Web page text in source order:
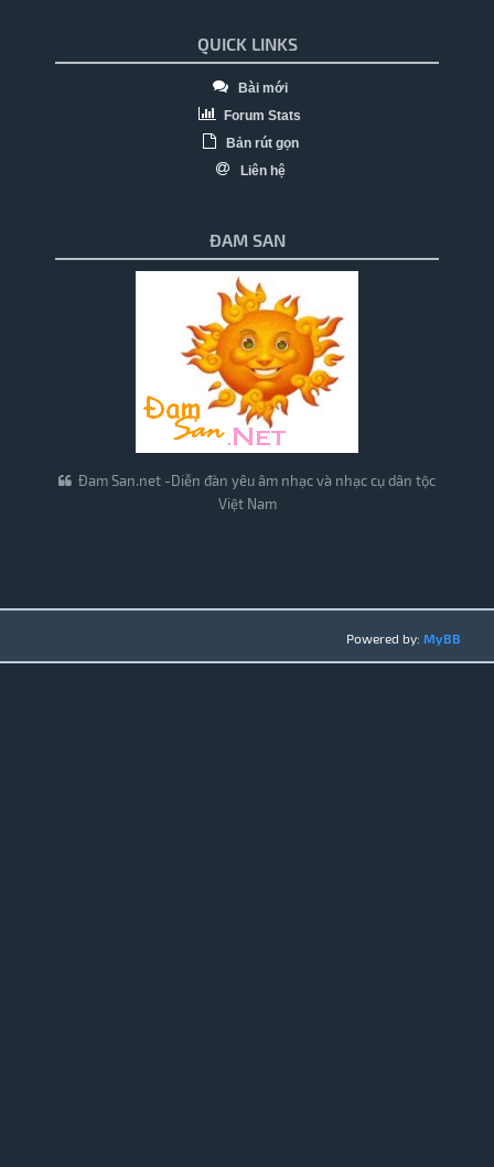
QUICK LINKS
Bài mới
Forum Stats
Bản rút gọn
Liên hệ
ĐAM SAN
Đam San.net -Diễn đàn yêu âm nhạc và nhạc cụ dân tộc
Việt Nam
Powered by: MyBB